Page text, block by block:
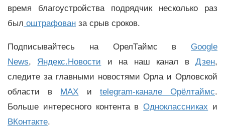
время благоустройства подрядчик несколько раз
был оштрафован за срыв сроков.
Подписывайтесь на ОрелТаймс в Google
News, Яндекс.Новости и на наш канал вДзен,
следите за главными новостями Орла и Орловской
области в MAX и telegram-канале Орёлтаймс.
Больше интересного контента вОдноклассниках и
ВКонтакте.